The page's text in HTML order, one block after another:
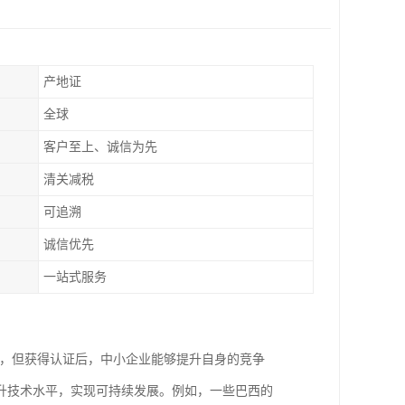
产地证
全球
客户至上、诚信为先
清关减税
可追溯
诚信优先
一站式服务
但获得认证后，中小企业能够提升自身的竞争
术水平，实现可持续发展。例如，一些巴西的